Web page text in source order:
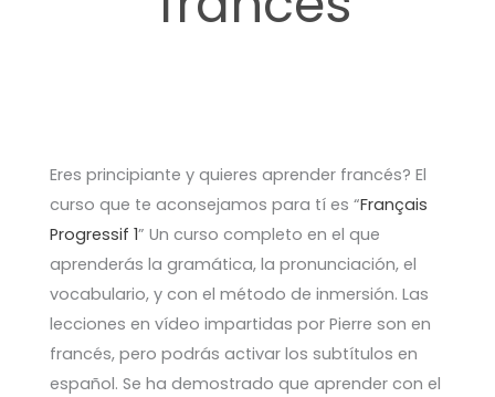
Eres principiante y quieres aprender francés? El
curso que te aconsejamos para tí es “Français
Progressif 1” Un curso completo en el que
aprenderás la gramática, la pronunciación, el
vocabulario, y con el método de inmersión. Las
lecciones en vídeo impartidas por Pierre son en
francés, pero podrás activar los subtítulos en
español. Se ha demostrado que aprender con el